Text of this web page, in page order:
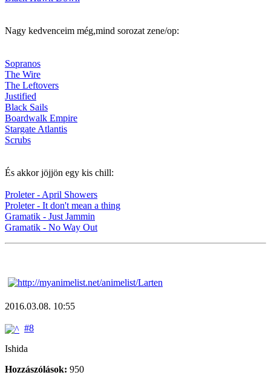
Nagy kedvenceim még,mind sorozat zene/op:
Sopranos
The Wire
The Leftovers
Justified
Black Sails
Boardwalk Empire
Stargate Atlantis
Scrubs
És akkor jöjjön egy kis chill:
Proleter - April Showers
Proleter - It don't mean a thing
Gramatik - Just Jammin
Gramatik - No Way Out
2016.03.08. 10:55
#8
Ishida
Hozzászólások: 950